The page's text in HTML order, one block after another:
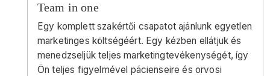
Team in one
Egy komplett szakértői csapatot ajánlunk egyetlen
marketinges költségéért. Egy kézben ellátjuk és
menedzseljük teljes marketingtevékenységét, így
Ön teljes figyelmével pácienseire és orvosi